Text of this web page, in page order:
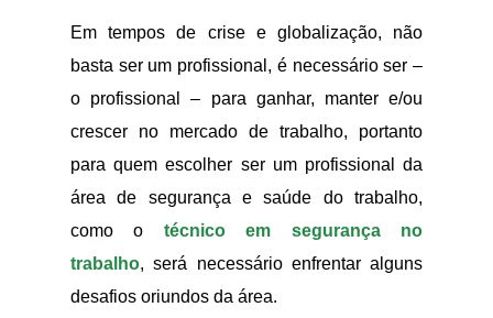
Em tempos de crise e globalização, não
basta ser um profissional, é necessário ser –
o profissional – para ganhar, manter e/ou
crescer no mercado de trabalho, portanto
para quem escolher ser um profissional da
área de segurança e saúde do trabalho,
como o técnico em segurança no
trabalho, será necessário enfrentar alguns
desafios oriundos da área.